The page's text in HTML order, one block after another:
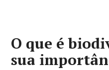
O que é
sua